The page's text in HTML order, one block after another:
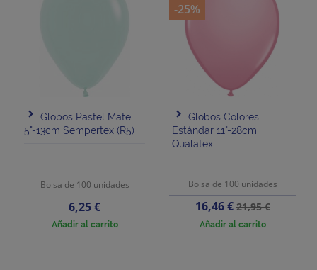
Globos Pastel Mate
5"-13cm Sempertex (R5)
Bolsa de 100 unidades
Precio
6,25 €
Añadir al carrito
Globos Colores
Estándar 11"-28cm
Qualatex
Bolsa de 100 unidades
Precio
16,46 €Precio
base
21,95 €
Añadir al carrito
-25%